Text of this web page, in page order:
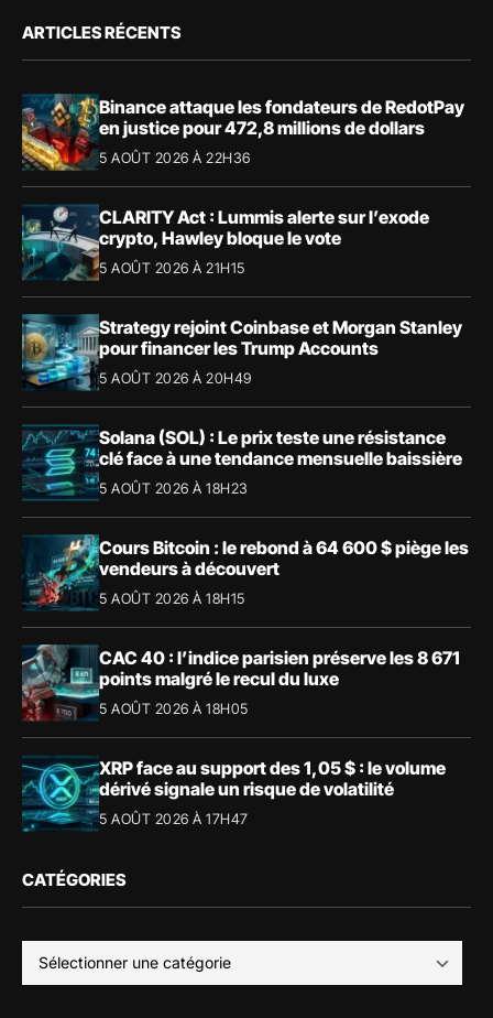
ARTICLES RÉCENTS
Binance attaque les fondateurs de RedotPay
en justice pour 472,8 millions de dollars
5 AOÛT 2026 À 22H36
CLARITY Act : Lummis alerte sur l’exode
crypto, Hawley bloque le vote
5 AOÛT 2026 À 21H15
Strategy rejoint Coinbase et Morgan Stanley
pour financer les Trump Accounts
5 AOÛT 2026 À 20H49
Solana (SOL) : Le prix teste une résistance
clé face à une tendance mensuelle baissière
5 AOÛT 2026 À 18H23
Cours Bitcoin : le rebond à 64 600 $ piège les
vendeurs à découvert
5 AOÛT 2026 À 18H15
CAC 40 : l’indice parisien préserve les 8 671
points malgré le recul du luxe
5 AOÛT 2026 À 18H05
XRP face au support des 1,05 $ : le volume
dérivé signale un risque de volatilité
5 AOÛT 2026 À 17H47
CATÉGORIES